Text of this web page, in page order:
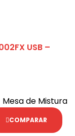
USB –
COMPARAR